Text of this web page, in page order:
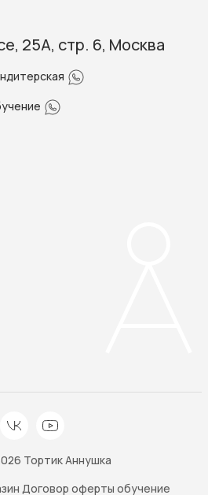
25А, стр. 6, Москва
Тортик Аннушка
Договор оферты обучение